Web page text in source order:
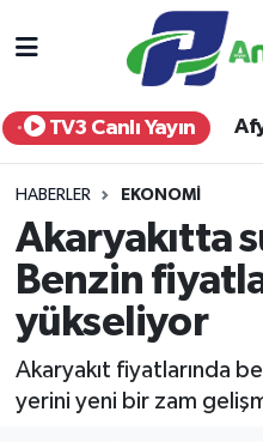
TV3 Canlı Yayın
HABERLER EKONOMI
Akaryakıtta
Benzin
yükseliyor
Akaryakıt fiyatlarında
yerini yeni bir zam
Yurt Haber
Afyon Haber
Siyaset
Spor
Eğitim
Afyonkarahisar
Afyonkarahisar Hava
Afyonkarahisar
Süper Lig Puan
Tüm Manşetler